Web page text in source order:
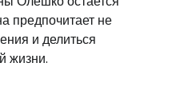
предпочитает не
и делиться
жизни.